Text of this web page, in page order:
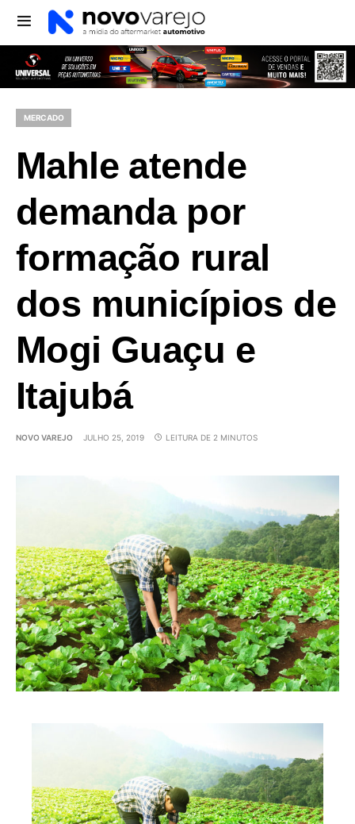
MERCADO
Mahle atende
demanda por
formação rural
dos municípios de
Mogi Guaçu e
Itajubá
NOVO VAREJO JULHO 25, 2019 LEITURA DE 2 MINUTOS